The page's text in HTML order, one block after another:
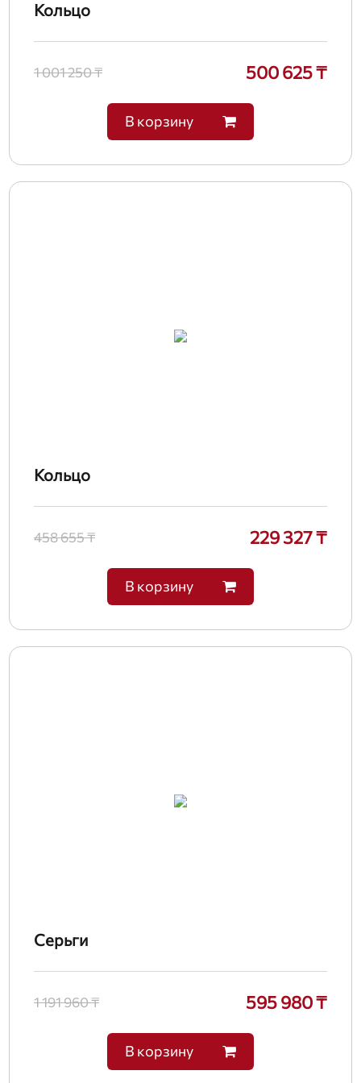
Кольцо
1 001 250 ₸ 500 625 ₸
В корзину
Кольцо
458 655 ₸ 229 327 ₸
В корзину
Серьги
1 191 960 ₸ 595 980 ₸
В корзину